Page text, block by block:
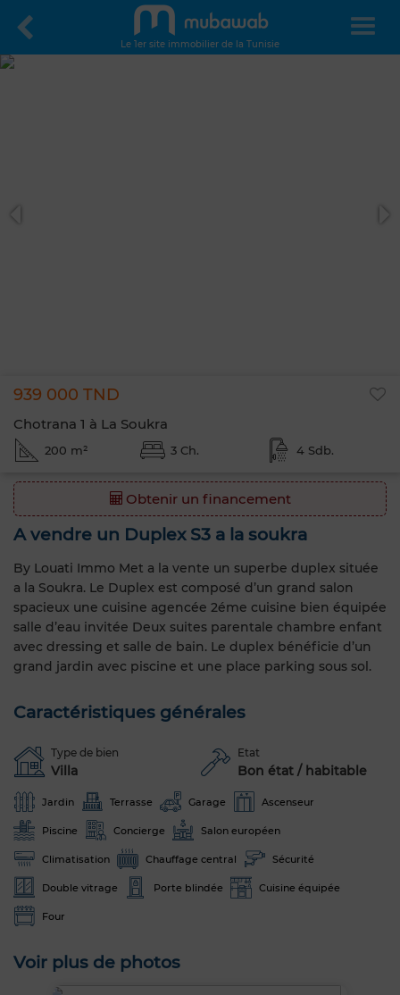
Le 1er site immobilier de la Tunisie
939 000 TND
Chotrana 1 à La Soukra
200 m² 3 Ch. 4 Sdb.
Obtenir un financement
A vendre un Duplex S3 a la soukra
By Louati Immo Met a la vente un superbe duplex située
a la Soukra. Le Duplex est composé d’un grand salon
spacieux une cuisine agencée 2éme cuisine bien équipée
salle d’eau invitée Deux suites parentale chambre enfant
avec dressing et salle de bain. Le duplex bénéficie d’un
grand jardin avec piscine et une place parking sous sol.
Caractéristiques générales
Type de bien
Villa
Etat
Bon état / habitable
Jardin Terrasse Garage Ascenseur
Piscine Concierge Salon européen
Climatisation Chauffage central Sécurité
Double vitrage Porte blindée Cuisine équipée
Four
Voir plus de photos